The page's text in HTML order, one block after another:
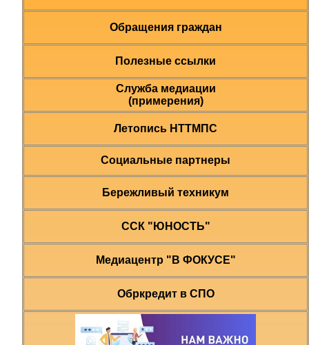
Обращения граждан
Полезные ссылки
Служба медиации
(примерения)
Летопись НТТМПС
Социальные партнеры
Бережливый техникум
ССК "ЮНОСТЬ"
Медиацентр "В ФОКУСЕ"
Обркредит в СПО